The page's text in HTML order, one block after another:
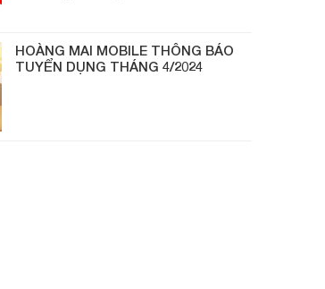
HOÀNG MAI MOBILE THÔNG BÁO
TUYỂN DỤNG THÁNG 4/2024